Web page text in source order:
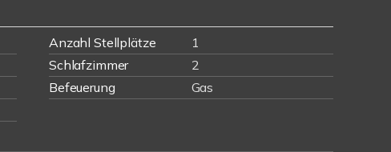
Anzahl Stellplätze
1
Schlafzimmer
2
Befeuerung
Gas